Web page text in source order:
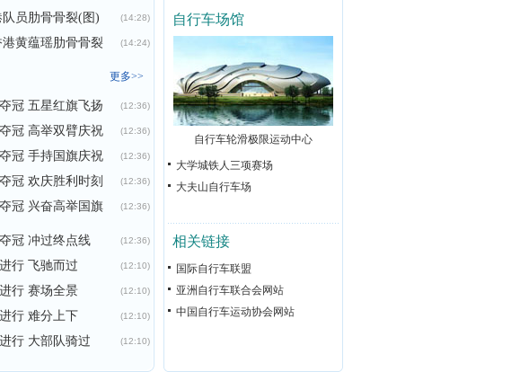
(14:28)
员肋骨骨裂(图)
(14:24)
黄蕴瑶肋骨骨裂
更多>>
(12:36)
冠 五星红旗飞扬
(12:36)
冠 高举双臂庆祝
(12:36)
冠 手持国旗庆祝
(12:36)
冠 欢庆胜利时刻
(12:36)
冠 兴奋高举国旗
(12:36)
冠 冲过终点线
(12:10)
行 飞驰而过
(12:10)
行 赛场全景
(12:10)
行 难分上下
(12:10)
行 大部队骑过
自行车场馆
自行车轮滑极限运动中心
大学城铁人三项赛场
大夫山自行车场
相关链接
国际自行车联盟
亚洲自行车联合会网站
中国自行车运动协会网站